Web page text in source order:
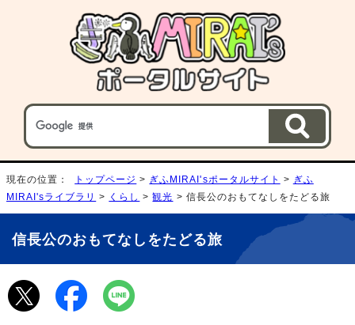
現在の位置： トップページ > ぎふMIRAI'sポータルサイト > ぎふ
MIRAI'sライブラリ > くらし >観光 > 信長公のおもてなしをたどる旅
信長公のおもてなしをたどる旅